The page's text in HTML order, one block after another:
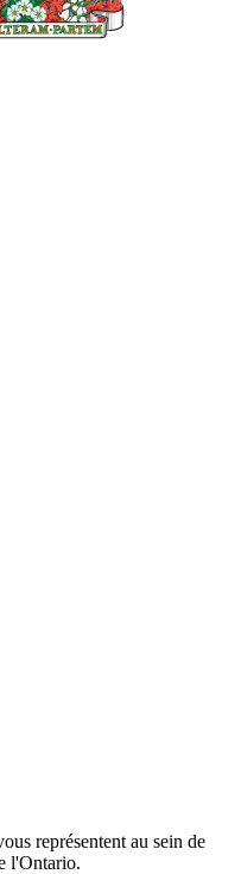
représentent au sein de
l'Ontario.